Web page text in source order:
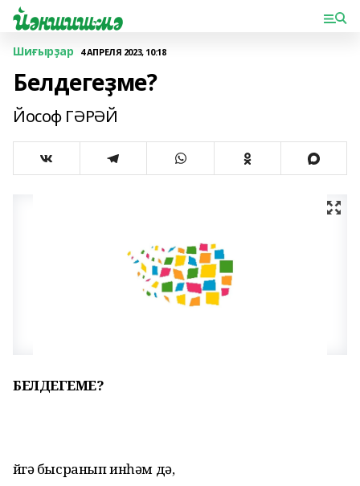
Шиғырҙар 4 АПРЕЛЯ 2023, 10:18
Белдегеҙме?
Йософ ГӘРӘЙ
БЕЛДЕГЕҘМЕ?
Өйгә бысранып инһәм дә,